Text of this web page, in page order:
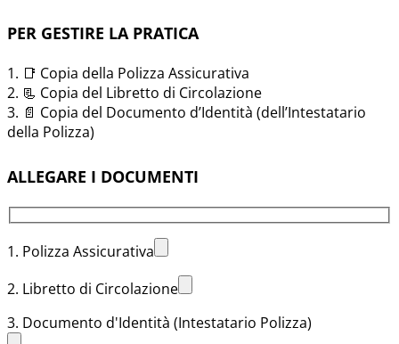
PER GESTIRE LA PRATICA
1. 📑 Copia della Polizza Assicurativa
2. 📃 Copia del Libretto di Circolazione
3. 📄 Copia del Documento d’Identità (dell’Intestatario
della Polizza)
ALLEGARE I DOCUMENTI
1. Polizza Assicurativa
2. Libretto di Circolazione
3. Documento d'Identità (Intestatario Polizza)